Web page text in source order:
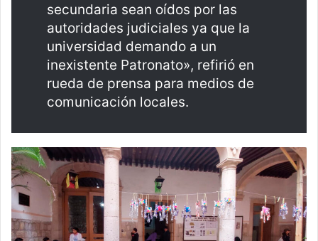
secundaria sean oídos por las
autoridades judiciales ya que la
universidad demando a un
inexistente Patronato», refirió en
rueda de prensa para medios de
comunicación locales.